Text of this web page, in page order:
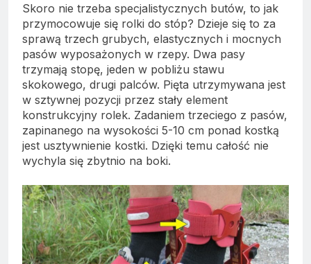
Skoro nie trzeba specjalistycznych butów, to jak
przymocowuje się rolki do stóp? Dzieje się to za
sprawą trzech grubych, elastycznych i mocnych
pasów wyposażonych w rzepy. Dwa pasy
trzymają stopę, jeden w pobliżu stawu
skokowego, drugi palców. Pięta utrzymywana jest
w sztywnej pozycji przez stały element
konstrukcyjny rolek. Zadaniem trzeciego z pasów,
zapinanego na wysokości 5-10 cm ponad kostką
jest usztywnienie kostki. Dzięki temu całość nie
wychyla się zbytnio na boki.